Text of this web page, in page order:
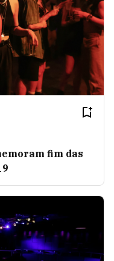
fim das